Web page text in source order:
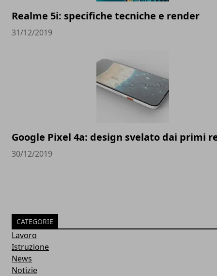
Realme 5i: specifiche tecniche e render
31/12/2019
Google Pixel 4a: design svelato dai primi
30/12/2019
CATEGORIE
Lavoro
Istruzione
News
Notizie